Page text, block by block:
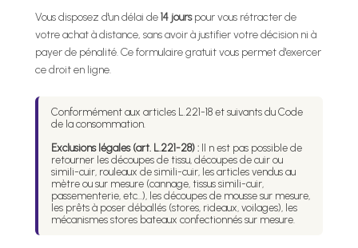
Vous disposez d'un délai de14 jourspour vous rétracter de
votre achat à distance, sans avoir à justifier votre décision ni à
payer de pénalité. Ce formulaire gratuit vous permet d'exercer
ce droit en ligne.
Conformément aux articles L.221-18 et suivants du Code
de la consommation.
Exclusions légales (art. L.221-28) : Il n est pas possible de
retourner les découpes de tissu, découpes de cuir ou
simili-cuir, rouleaux de simili-cuir, les articles vendus au
mètre ou sur mesure (cannage, tissus simili-cuir,
passementerie, etc...), les découpes de mousse sur mesure,
les prêts à poser déballés (stores, rideaux, voilages), les
mécanismes stores bateaux confectionnés sur mesure.